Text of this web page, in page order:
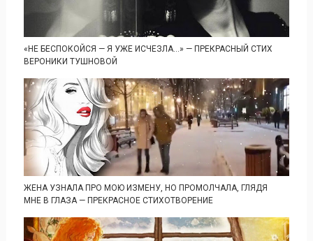
«НЕ БЕСПОКОЙСЯ — Я УЖЕ ИСЧЕЗЛА…» — ПРЕКРАСНЫЙ СТИХ
ВЕРОНИКИ ТУШНОВОЙ
ЖЕНА УЗНАЛА ПРО МОЮ ИЗМЕНУ, НО ПРОМОЛЧАЛА, ГЛЯДЯ
МНЕ В ГЛАЗА — ПРЕКРАСНОЕ СТИХОТВОРЕНИЕ